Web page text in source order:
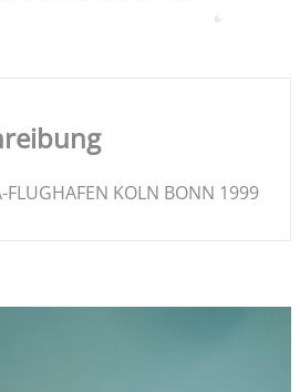
FLUGHAFEN KOLN BONN 1999